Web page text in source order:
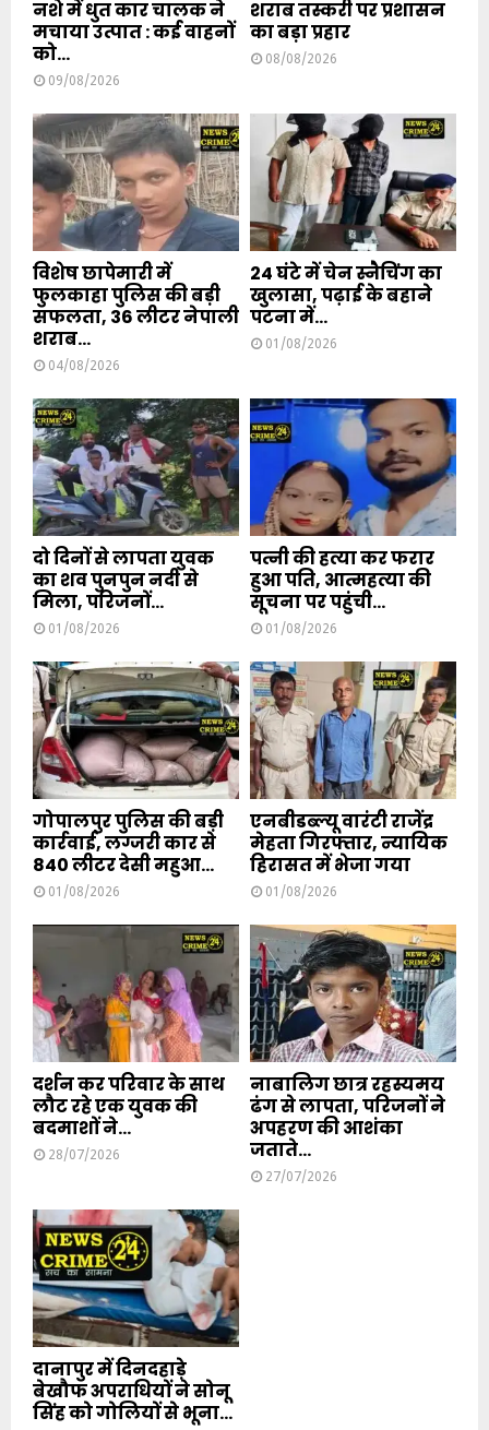
नशे में धुत कार चालक ने
मचाया उत्पात : कई वाहनों
को...
09/08/2026
शराब तस्करी पर प्रशासन
का बड़ा प्रहार
08/08/2026
विशेष छापेमारी में
फुलकाहा पुलिस की बड़ी
सफलता, 36 लीटर नेपाली
शराब...
04/08/2026
24 घंटे में चेन स्नैचिंग का
खुलासा, पढ़ाई के बहाने
पटना में...
01/08/2026
दो दिनों से लापता युवक
का शव पुनपुन नदी से
मिला, परिजनों...
01/08/2026
पत्नी की हत्या कर फरार
हुआ पति, आत्महत्या की
सूचना पर पहुंची...
01/08/2026
गोपालपुर पुलिस की बड़ी
कार्रवाई, लग्जरी कार से
840 लीटर देसी महुआ...
01/08/2026
एनबीडब्ल्यू वारंटी राजेंद्र
मेहता गिरफ्तार, न्यायिक
हिरासत में भेजा गया
01/08/2026
दर्शन कर परिवार के साथ
लौट रहे एक युवक की
बदमाशों ने...
28/07/2026
नाबालिग छात्र रहस्यमय
ढंग से लापता, परिजनों ने
अपहरण की आशंका
जताते...
27/07/2026
दानापुर में दिनदहाड़े
बेखौफ अपराधियों ने सोनू
सिंह को गोलियों से भूना...